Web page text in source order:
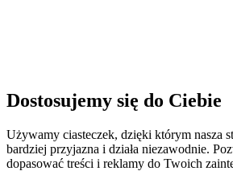
Dostosujemy się do Ciebie
Używamy ciasteczek, dzięki którym nasza
bardziej przyjazna i działa niezawodnie.
dopasować treści i reklamy do Twoich